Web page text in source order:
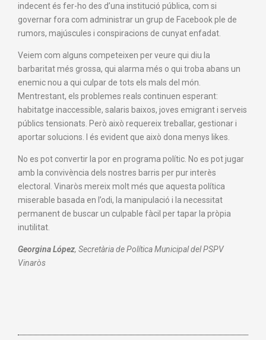
indecent és fer-ho des d’una institució pública, com si
governar fora com administrar un grup de Facebook ple de
rumors, majúscules i conspiracions de cunyat enfadat.
Veiem com alguns competeixen per veure qui diu la
barbaritat més grossa, qui alarma més o qui troba abans un
enemic nou a qui culpar de tots els mals del món.
Mentrestant, els problemes reals continuen esperant:
habitatge inaccessible, salaris baixos, joves emigrant i serveis
públics tensionats. Però això requereix treballar, gestionar i
aportar solucions. I és evident que això dona menys likes.
No es pot convertir la por en programa polític. No es pot jugar
amb la convivència dels nostres barris per pur interès
electoral. Vinaròs mereix molt més que aquesta política
miserable basada en l’odi, la manipulació i la necessitat
permanent de buscar un culpable fàcil per tapar la pròpia
inutilitat.
Georgina López, Secretària de Política Municipal del PSPV
Vinaròs